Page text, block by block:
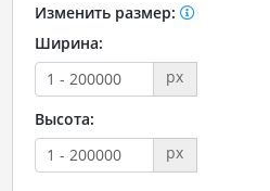
Изменить размер:
Ширина:
px
Высота:
px